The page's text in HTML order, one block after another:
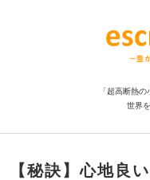
「超高断熱
世界
【秘訣】心地良